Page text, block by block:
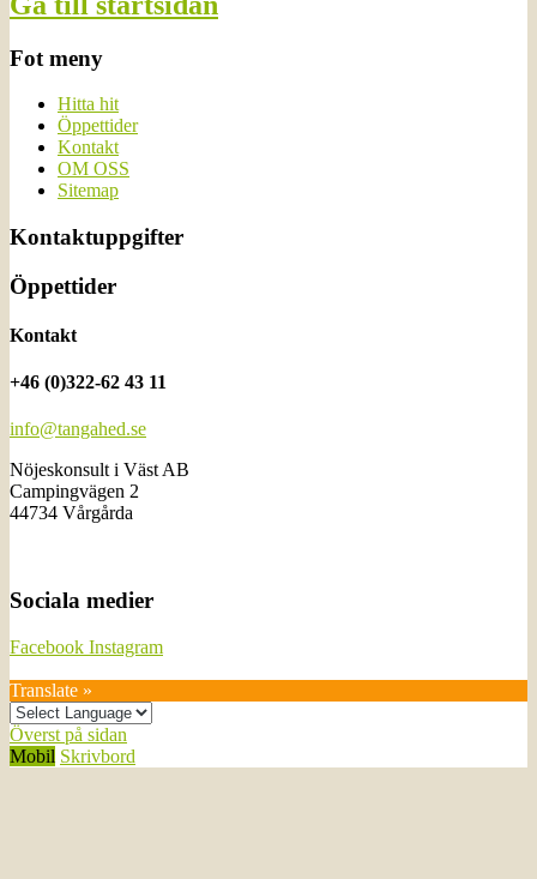
Fot meny
Hitta hit
Öppettider
Kontakt
OM OSS
Sitemap
Kontaktuppgifter
Öppettider
Kontakt
+46 (0)322-62 43 11
info@tangahed.se
Nöjeskonsult i Väst AB
Campingvägen 2
44734 Vårgårda
Sociala medier
Facebook Instagram
Translate »
Överst på sidan
Mobil Skrivbord